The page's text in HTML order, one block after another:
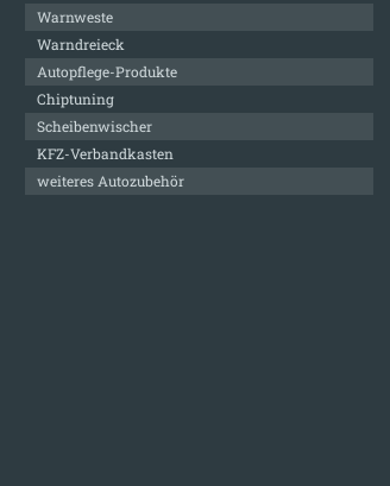
Warnweste
Warndreieck
Autopflege-Produkte
Chiptuning
Scheibenwischer
KFZ-Verbandkasten
weiteres Autozubehör